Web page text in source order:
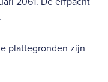
plattegronden zijn